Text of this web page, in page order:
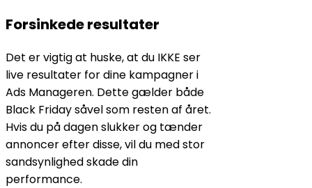
Forsinkede resultater
Det er vigtig at huske, at du IKKE ser
live resultater for dine kampagner i
Ads Manageren. Dette gælder både
Black Friday såvel som resten af året.
Hvis du på dagen slukker og tænder
annoncer efter disse, vil du med stor
sandsynlighed skade din
performance.